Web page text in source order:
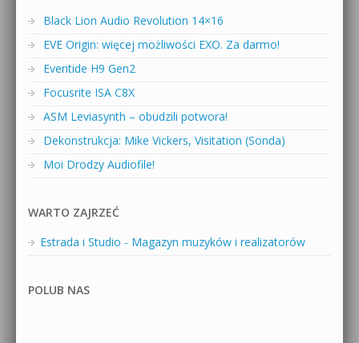
Black Lion Audio Revolution 14×16
EVE Origin: więcej możliwości EXO. Za darmo!
Eventide H9 Gen2
Focusrite ISA C8X
ASM Leviasynth – obudzili potwora!
Dekonstrukcja: Mike Vickers, Visitation (Sonda)
Moi Drodzy Audiofile!
WARTO ZAJRZEĆ
Estrada i Studio - Magazyn muzyków i realizatorów
POLUB NAS